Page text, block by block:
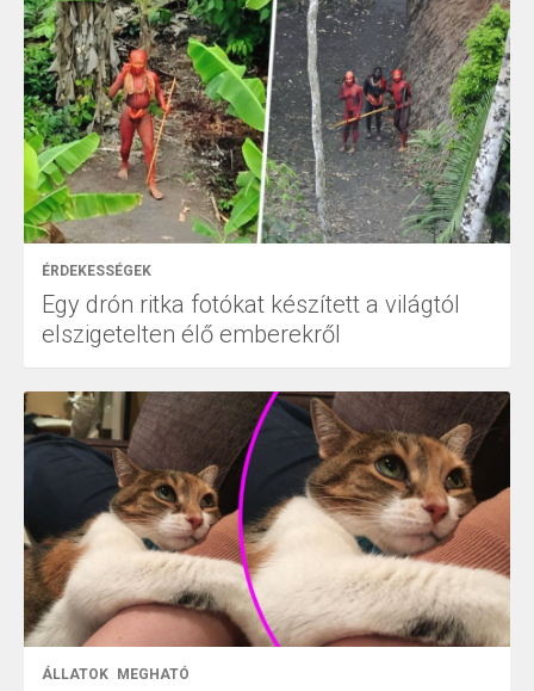
ÉRDEKESSÉGEK
Egy drón ritka fotókat készített a világtól
elszigetelten élő emberekről
ÁLLATOK MEGHATÓ